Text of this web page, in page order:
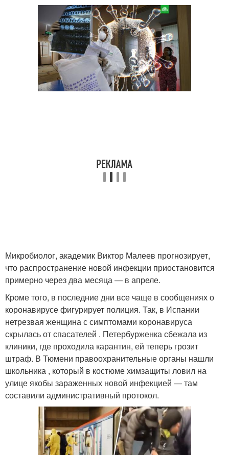
Микробиолог, академик Виктор Малеев прогнозирует,
что распространение новой инфекции приостановится
примерно через два месяца — в апреле.
Кроме того, в последние дни все чаще в сообщениях о
коронавирусе фигурирует полиция. Так, в Испании
нетрезвая женщина с симптомами коронавируса
скрылась от спасателей . Петербурженка сбежала из
клиники, где проходила карантин, ей теперь грозит
штраф. В Тюмени правоохранительные органы нашли
школьника , который в костюме химзащиты ловил на
улице якобы зараженных новой инфекцией — там
составили административный протокол.